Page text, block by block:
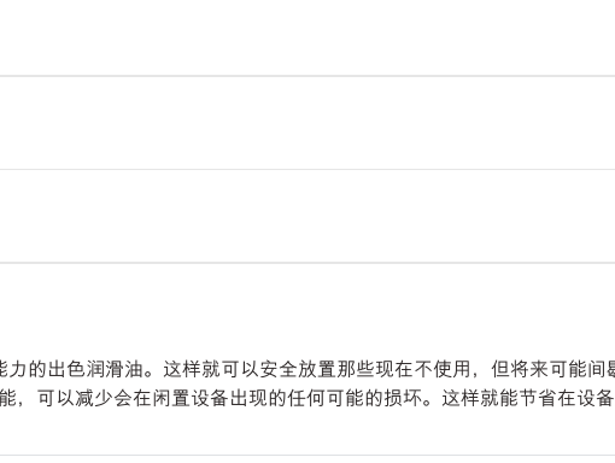
的出色润滑油。这样就可以安全放置那些现在不使用，但将来可能间
，可以减少会在闲置设备出现的任何可能的损坏。这样就能节省在设